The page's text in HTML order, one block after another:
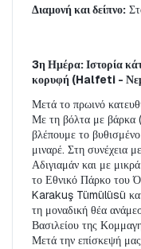
Διαμονή και δείπνο:
3η Ημέρα: Ιστορία
κορυφή (Halfeti -
Μετά το πρωινό
Με τη βόλτα με βάρκα
βλέπουμε το
μιναρέ. Στη συνέχεια
Αδιγιαμάν και με
το Εθνικό Πάρκο του
Karakuş Tümülüsü
τη μοναδική θέα
Βασιλείου της
Μετά την επίσκεψή